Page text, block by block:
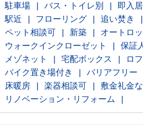
駐車場 バス・トイレ別 即入
駅近
フローリング 追い焚き
ペット相談可
新築 オートロ
ウォークインクローゼット
保証
メゾネット
宅配ボックス ロ
バイク置き場付き
バリアフリー
床暖房
楽器相談可 敷金礼金
リノベーション・リフォーム